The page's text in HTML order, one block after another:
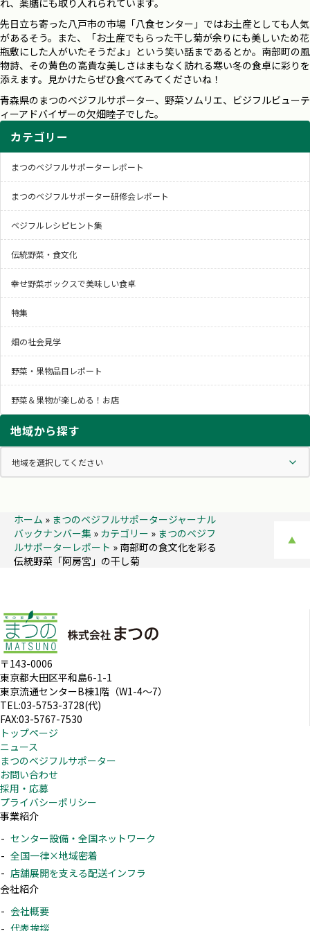
れ、薬膳にも取り入れられています。
先日立ち寄った八戸市の市場「八食センター」ではお土産としても人気
があるそう。また、「お土産でもらった干し菊が余りにも美しいため花
瓶敷にした人がいたそうだよ」という笑い話まであるとか。南部町の風
物詩、その黄色の高貴な美しさはまもなく訪れる寒い冬の食卓に彩りを
添えます。見かけたらぜひ食べてみてくださいね！
青森県のまつのベジフルサポーター、野菜ソムリエ、ビジフルビューテ
ィーアドバイザーの欠畑睦子でした。
カテゴリー
まつのベジフルサポーターレポート
まつのベジフルサポーター研修会レポート
ベジフルレシピヒント集
伝統野菜・食文化
幸せ野菜ボックスで美味しい食卓
特集
畑の社会見学
野菜・果物品目レポート
野菜＆果物が楽しめる！お店
地域から探す
ホーム » まつのベジフルサポータージャーナル
バックナンバー集 » カテゴリー » まつのベジフ
ルサポーターレポート » 南部町の食文化を彩る
伝統野菜「阿房宮」の干し菊
▲
〒143-0006
東京都大田区平和島6-1-1
東京流通センターB棟1階（W1-4～7）
TEL:03-5753-3728(代)
FAX:03-5767-7530
トップページ
ニュース
まつのベジフルサポーター
お問い合わせ
採用・応募
プライバシーポリシー
事業紹介
センター設備・全国ネットワーク
全国一律×地域密着
店舗展開を支える配送インフラ
会社紹介
会社概要
代表挨拶